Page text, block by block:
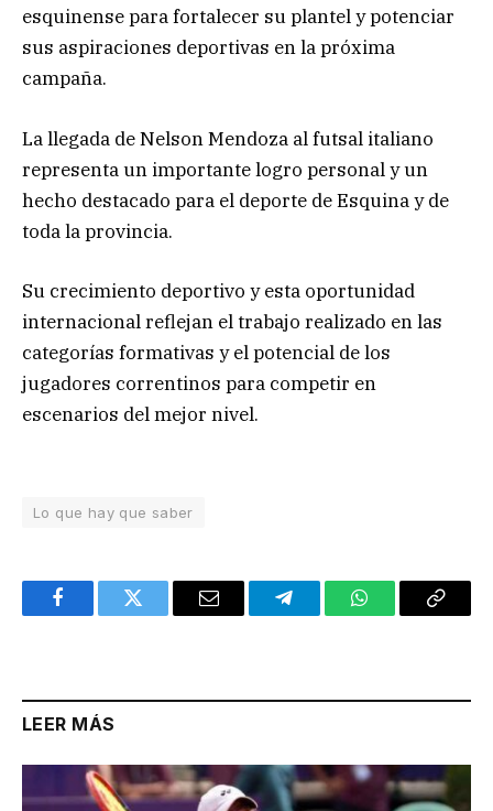
esquinense para fortalecer su plantel y potenciar
sus aspiraciones deportivas en la próxima
campaña.
La llegada de Nelson Mendoza al futsal italiano
representa un importante logro personal y un
hecho destacado para el deporte de Esquina y de
toda la provincia.
Su crecimiento deportivo y esta oportunidad
internacional reflejan el trabajo realizado en las
categorías formativas y el potencial de los
jugadores correntinos para competir en
escenarios del mejor nivel.
Lo que hay que saber
FacebookTwitter Email TelegramWhatsAppCopy
LEER MÁS